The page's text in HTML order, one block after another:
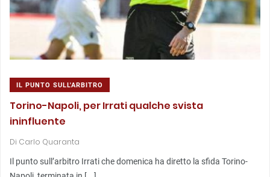
IL PUNTO SULL'ARBITRO
Torino-Napoli, per Irrati qualche svista
ininfluente
Di Carlo Quaranta
Il punto sull’arbitro Irrati che domenica ha diretto la sfida Torino-